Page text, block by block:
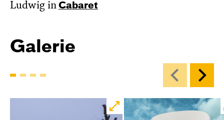
Ludwig in Cabaret
Galerie